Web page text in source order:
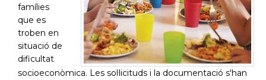
famílies
que es
troben en
situació de
dificultat
socioeconòmica. Les sol·licituds i la documentació s'han